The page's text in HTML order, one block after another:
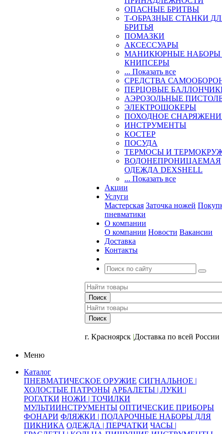
ОПАСНЫЕ БРИТВЫ
Т-ОБРАЗНЫЕ СТАНКИ
БРИТЬЯ
ПОМАЗКИ
АКСЕССУАРЫ
МАНИКЮРНЫЕ НАБОРЫ
КНИПСЕРЫ
... Показать все
СРЕДСТВА
ПЕРЦОВЫЕ
АЭРОЗОЛЬНЫЕ
ЭЛЕКТРОШОКЕРЫ
ПОХОДНОЕ
ИНСТРУМЕНТЫ
КОСТЕР
ПОСУДА
ТЕРМОСЫ И
ВОДОНЕПРОНИЦАЕМАЯ
ОДЕЖДА DEXSHELL
... Показать все
Акции
Услуги
Мастерская Заточка ножей
пневматики
О компании
О компании Новости Вакансии
Доставка
Контакты
г. Красноярск |Доставка по всей России
Меню
Каталог
ПНЕВМАТИЧЕСКОЕ ОРУЖИЕ СИГНАЛЬНОЕ |
ХОЛОСТЫЕ ПАТРОНЫ АРБАЛЕТЫ | ЛУКИ |
РОГАТКИ НОЖИ | ТОЧИЛКИ
МУЛЬТИИНСТРУМЕНТЫ ОПТИЧЕСКИЕ ПРИБОРЫ
ФОНАРИ ФЛЯЖКИ | ПОДАРОЧНЫЕ НАБОРЫ ДЛЯ
ПИКНИКА ОДЕЖДА | ПЕРЧАТКИ ЧАСЫ |